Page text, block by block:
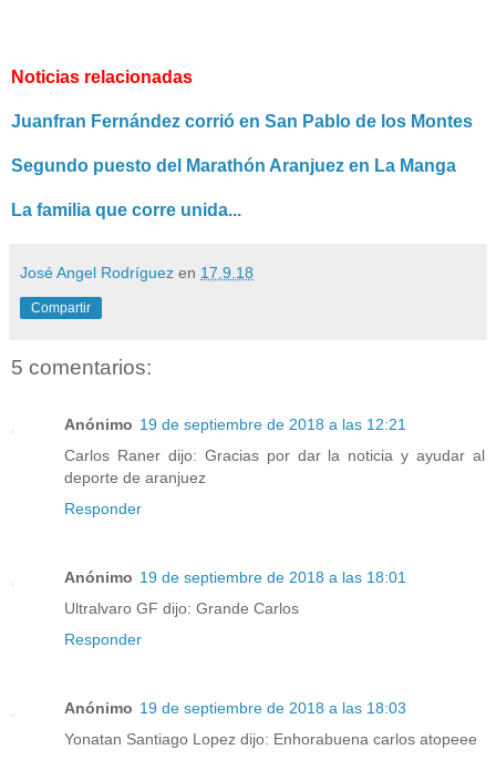
Noticias relacionadas
Juanfran Fernández corrió en San Pablo de los Montes
Segundo puesto del Marathón Aranjuez en La Manga
La familia que corre unida...
José Angel Rodríguez en 17.9.18
Compartir
5 comentarios:
Anónimo 19 de septiembre de 2018 a las 12:21
Carlos Raner dijo: Gracias por dar la noticia y ayudar al
deporte de aranjuez
Responder
Anónimo 19 de septiembre de 2018 a las 18:01
Ultralvaro GF dijo: Grande Carlos
Responder
Anónimo 19 de septiembre de 2018 a las 18:03
Yonatan Santiago Lopez dijo: Enhorabuena carlos atopeee